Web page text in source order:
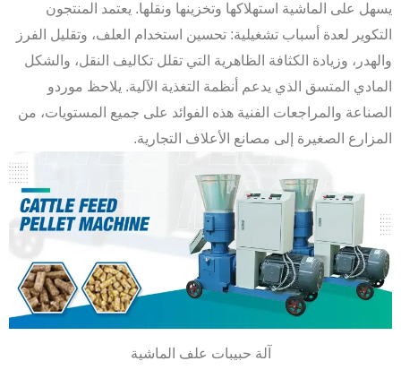
يسهل على الماشية استهلاكها وتخزينها ونقلها. يعتمد المنتجون
التكوير لعدة أسباب تشغيلية: تحسين استخدام العلف، وتقليل الفرز
والهدر، وزيادة الكثافة الظاهرية التي تقلل تكاليف النقل، والشكل
المادي المتسق الذي يدعم أنظمة التغذية الآلية. يلاحظ موردو
الصناعة والمراجعات الفنية هذه الفوائد على جميع المستويات، من
المزارع الصغيرة إلى مصانع الأعلاف التجارية.
آلة حبيبات علف الماشية